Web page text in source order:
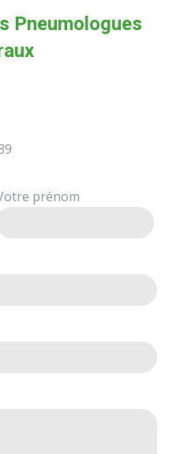
Pneumologues
prénom